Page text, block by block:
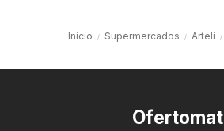
Inicio Supermercados Arteli
Ofertomat